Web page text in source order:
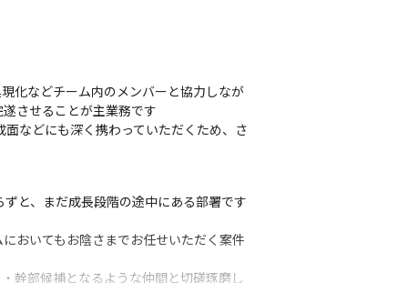
化などチーム内のメンバーと協力しなが
させることが主業務です
などにも深く携わっていただくため、さ
と、まだ成長段階の途中にある部署です
おいてもお陰さまでお任せいただく案件
幹部候補となるような仲間と切磋琢磨し